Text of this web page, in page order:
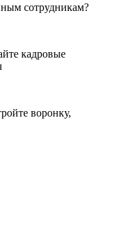
сотрудникам?
кадровые
воронку,